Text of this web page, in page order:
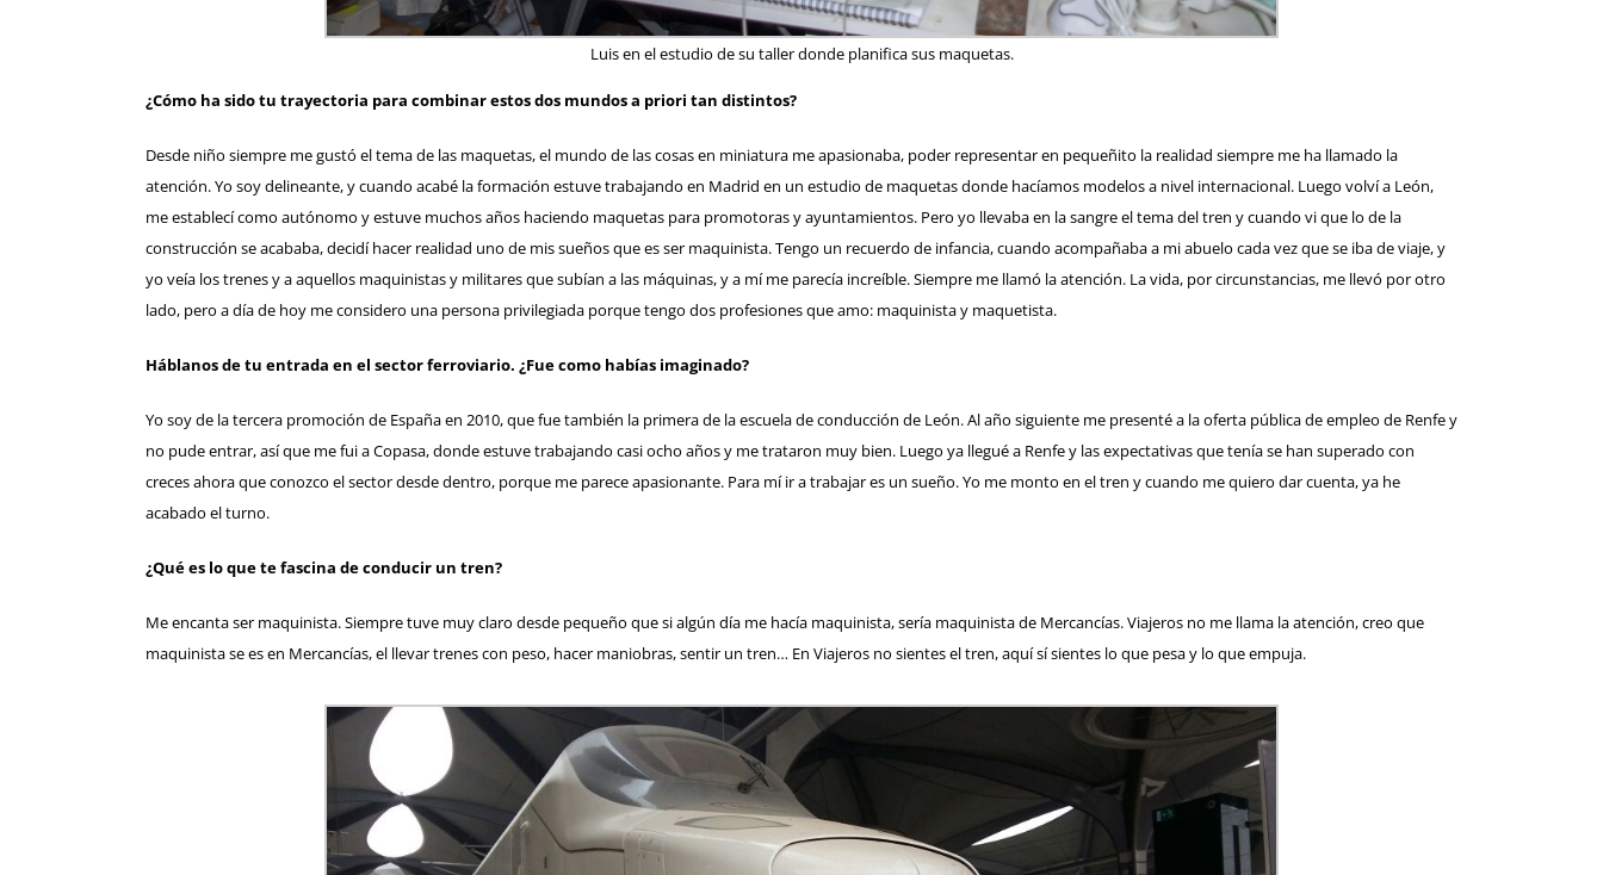
Luis en el estudio de su taller donde planifica sus maquetas.
¿Cómo ha sido tu trayectoria para combinar estos dos mundos a priori tan distintos?
Desde niño siempre me gustó el tema de las maquetas, el mundo de las cosas en miniatura me apasionaba, poder representar en pequeñito la realidad siempre me ha llamado la
atención. Yo soy delineante, y cuando acabé la formación estuve trabajando en Madrid en un estudio de maquetas donde hacíamos modelos a nivel internacional. Luego volví a León,
me establecí como autónomo y estuve muchos años haciendo maquetas para promotoras y ayuntamientos. Pero yo llevaba en la sangre el tema del tren y cuando vi que lo de la
construcción se acababa, decidí hacer realidad uno de mis sueños que es ser maquinista. Tengo un recuerdo de infancia, cuando acompañaba a mi abuelo cada vez que se iba de viaje, y
yo veía los trenes y a aquellos maquinistas y militares que subían a las máquinas, y a mí me parecía increíble. Siempre me llamó la atención. La vida, por circunstancias, me llevó por otro
lado, pero a día de hoy me considero una persona privilegiada porque tengo dos profesiones que amo: maquinista y maquetista.
Háblanos de tu entrada en el sector ferroviario. ¿Fue como habías imaginado?
Yo soy de la tercera promoción de España en 2010, que fue también la primera de la escuela de conducción de León. Al año siguiente me presenté a la oferta pública de empleo de Renfe y
no pude entrar, así que me fui a Copasa, donde estuve trabajando casi ocho años y me trataron muy bien. Luego ya llegué a Renfe y las expectativas que tenía se han superado con
creces ahora que conozco el sector desde dentro, porque me parece apasionante. Para mí ir a trabajar es un sueño. Yo me monto en el tren y cuando me quiero dar cuenta, ya he
acabado el turno.
¿Qué es lo que te fascina de conducir un tren?
Me encanta ser maquinista. Siempre tuve muy claro desde pequeño que si algún día me hacía maquinista, sería maquinista de Mercancías. Viajeros no me llama la atención, creo que
maquinista se es en Mercancías, el llevar trenes con peso, hacer maniobras, sentir un tren… En Viajeros no sientes el tren, aquí sí sientes lo que pesa y lo que empuja.